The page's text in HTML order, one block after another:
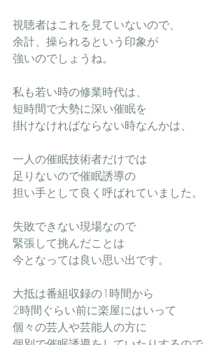
視聴者はこれを見ていないので、
余計、操られるという印象が
強いのでしょうね。
私も若い時の修業時代は、
短時間で大勢に深い催眠を
掛けなければならない時なんかは、
一人の催眠技術者だけでは
足りないので催眠誘導の
担い手として良く呼ばれていました。
失敗できない現場なので
緊張して挑んだことは
今となっては良い思い出です。
大抵は番組収録の1時間から
2時間ぐらい前に楽屋にはいって
個々の芸人や芸能人の方に